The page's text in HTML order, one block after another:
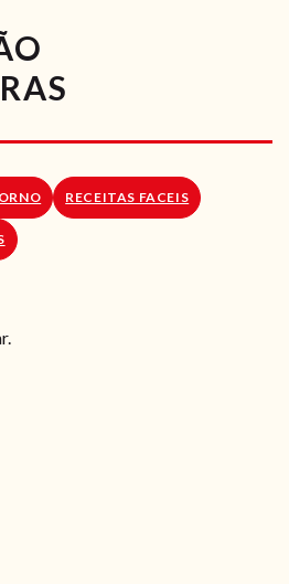
VÍDEOS
VEGGIE
LOJA ONLINE
RECEITAS FACEIS